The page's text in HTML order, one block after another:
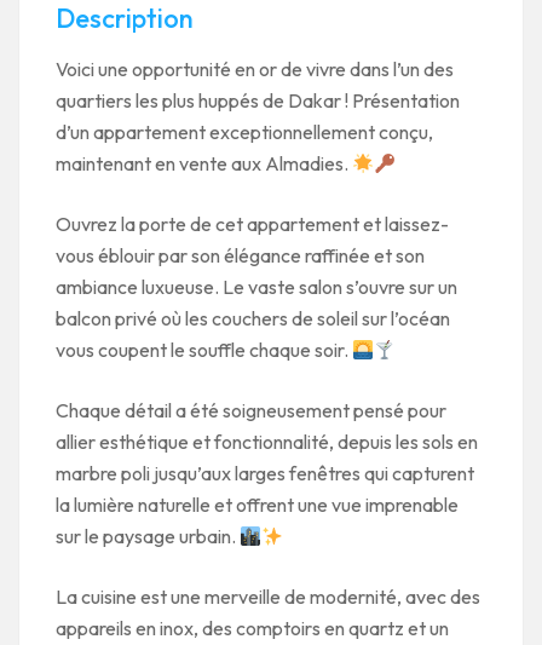
Description
Voici une opportunité en or de vivre dans l’un des
quartiers les plus huppés de Dakar ! Présentation
d’un appartement exceptionnellement conçu,
maintenant en vente aux Almadies.
Ouvrez la porte de cet appartement et laissez-
vous éblouir par son élégance raffinée et son
ambiance luxueuse. Le vaste salon s’ouvre sur un
balcon privé où les couchers de soleil sur l’océan
vous coupent le souffle chaque soir.
Chaque détail a été soigneusement pensé pour
allier esthétique et fonctionnalité, depuis les sols en
marbre poli jusqu’aux larges fenêtres qui capturent
la lumière naturelle et offrent une vue imprenable
sur le paysage urbain.
La cuisine est une merveille de modernité, avec des
appareils en inox, des comptoirs en quartz et un